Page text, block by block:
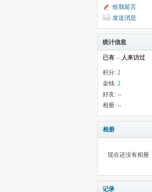
给我留言
发送消息
统计信息
已有 -- 人来访过
积分: 2
金钱: 2
好友: --
相册: --
相册
现在还没有相册
记录